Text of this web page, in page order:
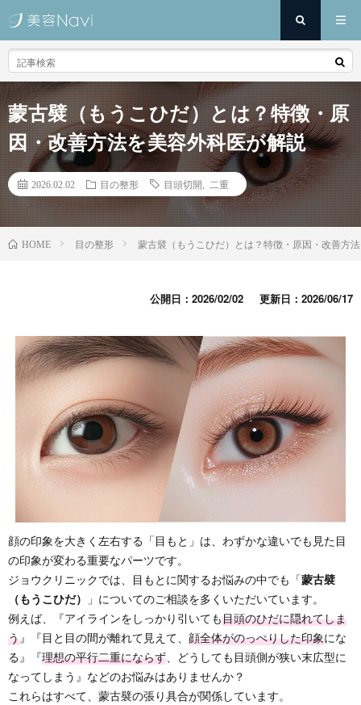
蒙古襞（もうこひだ）とは？特徴・原
因・改善方法を美容外科医が解説
2026.02.02 目の整形 目頭切開 二重
HOME 目の整形 蒙古襞（もうこひだ）とは？特徴・原因・改善方
公開日：2026/02/02 更新日：2026/06/17
顔の印象を大きく左右する「目もと」は、わずかな違いでも見た目
の印象が変わる重要なパーツです。
ジョウクリニックでは、目もとに関するお悩みの中でも「蒙古襞
（もうこひだ）
」についてのご相談を多くいただいています。
例えば、『アイラインをしっかり引いても目頭のひだに隠れてしま
う』『目と目の間が離れて見えて、 顔全体がのっぺりした印象にな
る』『理想の平行二重にならず 、どうしても目頭側が狭い末広型に
なってしまう』などのお悩みはありませんか？
これらはすべて、蒙古襞の張り具合が関係しています。